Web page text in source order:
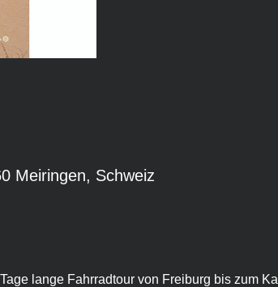
Meiringen, Schweiz
lange Fahrradtour von Freiburg bis zum